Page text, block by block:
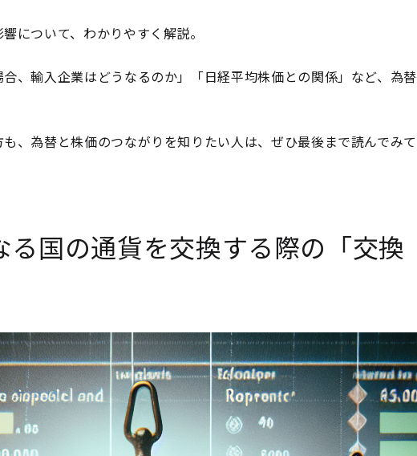
について、わかりやすく解説。
、輸入企業はどうなるのか」「日経平均株価との関係」など、為替
、為替と株価のつながりを知りたい人は、ぜひ最後まで読んでみて
国の通貨を交換する際の「交換